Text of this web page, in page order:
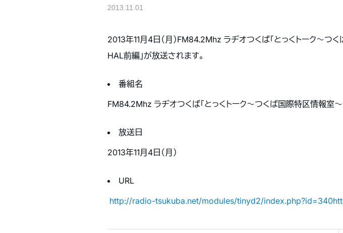
2013.11.01
2013年11月4日（月）FM84.2Mhz ラヂオつくば「とっくトーク～つ
HAL前編」が放送されます。
番組名
FM84.2Mhz ラヂオつくば「とっくトーク～つくば国際特区情報室～
放送日
2013年11月4日（月）
URL
http://radio-tsukuba.net/modules/tinyd2/